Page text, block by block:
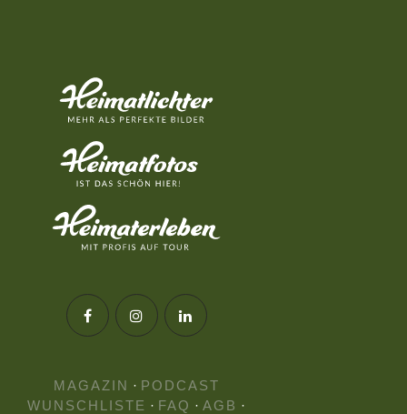
MAGAZIN · PODCAST
WUNSCHLISTE · FAQ · AGB ·